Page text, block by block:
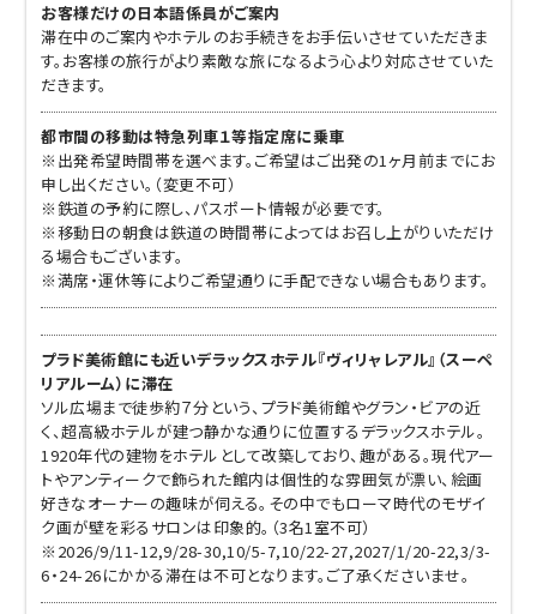
お客様だけの日本語係員がご案内
滞在中のご案内やホテルのお手続きをお手伝いさせていただきま
す。お客様の旅行がより素敵な旅になるよう心より対応させていた
だきます。
都市間の移動は特急列車１等指定席に乗車
※出発希望時間帯を選べます。ご希望はご出発の1ヶ月前までにお
申し出ください。（変更不可）
※鉄道の予約に際し、パスポート情報が必要です。
※移動日の朝食は鉄道の時間帯によってはお召し上がりいただけ
る場合もございます。
※満席・運休等によりご希望通りに手配できない場合もあります。
プラド美術館にも近いデラックスホテル『ヴィリャレアル』（スーペ
リアルーム）に滞在
ソル広場まで徒歩約７分という、プラド美術館やグラン・ビアの近
く、超高級ホテルが建つ静かな通りに位置するデラックスホテル。
1920年代の建物をホテルとして改築しており、趣がある。現代アー
トやアンティークで飾られた館内は個性的な雰囲気が漂い、絵画
好きなオーナーの趣味が伺える。その中でもローマ時代のモザイ
ク画が壁を彩るサロンは印象的。（3名1室不可）
※2026/9/11-12,9/28-30,10/5-7,10/22-27,2027/1/20-22,3/3-
6・24-26にかかる滞在は不可となります。ご了承くださいませ。